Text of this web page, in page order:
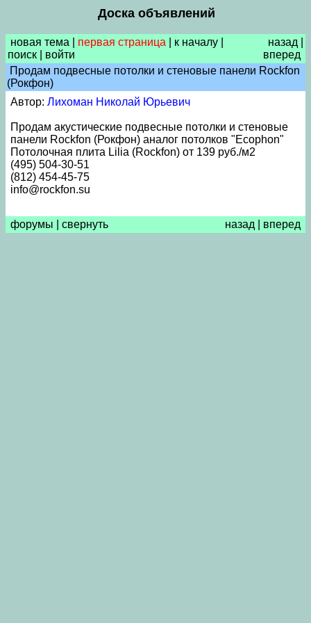
Доска объявлений
новая тема первая страница к началу
поиск
войти
назад
вперед
Продам подвесные потолки и стеновые панели Rockfon
(Рокфон)
Автор: Лихоман Николай Юрьевич
Продам акустические подвесные потолки и стеновые
панели Rockfon (Рокфон) аналог потолков "Ecophon"
Потолочная плита Lilia (Rockfon) от 139 руб./м2
(495) 504-30-51
(812) 454-45-75
info@rockfon.su
форумы свернуть назад вперед